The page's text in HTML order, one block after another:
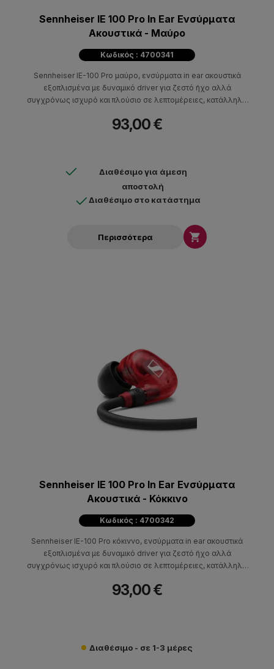
Sennheiser IE 100 Pro In Ear Ενσύρματα
Ακουστικά - Μαύρο
Κωδικός : 4700341
Sennheiser IE-100 Pro μαύρο, ενσύρματα in ear ακουστικά
εξοπλισμένα με δυναμικό driver για ζεστό ήχο αλλά
συγχρόνως ισχυρό και πλούσιο σε λεπτομέρειες, κατάλληλα
93,00 €
Διαθέσιμο για άμεση
αποστολή
Διαθέσιμο στο κατάστημα
Περισσότερα 
Sennheiser IE 100 Pro In Ear Ενσύρματα
Ακουστικά - Κόκκινο
Κωδικός : 4700342
Sennheiser IE-100 Pro κόκιννο, ενσύρματα in ear ακουστικά
εξοπλισμένα με δυναμικό driver για ζεστό ήχο αλλά
συγχρόνως ισχυρό και πλούσιο σε λεπτομέρειες, κατάλληλα
93,00 €
Διαθέσιμο - σε 1-3 μέρες